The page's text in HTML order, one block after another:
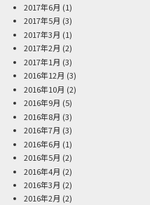
2017年6月 (1)
2017年5月 (3)
2017年3月 (1)
2017年2月 (2)
2017年1月 (3)
2016年12月 (3)
2016年10月 (2)
2016年9月 (5)
2016年8月 (3)
2016年7月 (3)
2016年6月 (1)
2016年5月 (2)
2016年4月 (2)
2016年3月 (2)
2016年2月 (2)